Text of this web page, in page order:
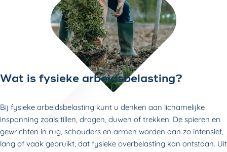
Wat is fysieke arbeidsbelasting?
Bij fysieke arbeidsbelasting kunt u denken aan lichamelijke
inspanning zoals tillen, dragen, duwen of trekken. De spieren en
gewrichten in rug, schouders en armen worden dan zo intensief,
lang of vaak gebruikt, dat fysieke overbelasting kan ontstaan. Uit